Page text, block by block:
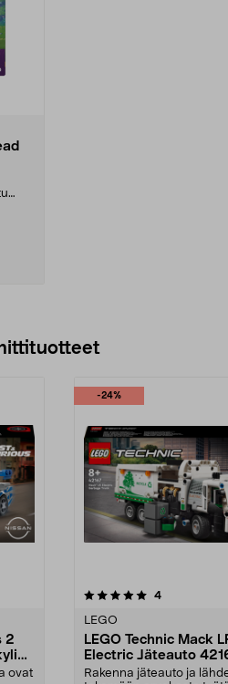
2
ovat
-24%
4arvostelut
LEGO
LEGO Technic Mack
Electric Jäteauto
vuotiaille
Rakenna jäteauto ja
5.0 viidestä